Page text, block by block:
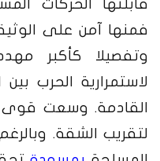
قابلتها الحركات
فمنها
آمن على
وتفصيلا كأكبر
لاستمرارية الحرب
القادمة. وسعت قوى
لتقريب الشقة.